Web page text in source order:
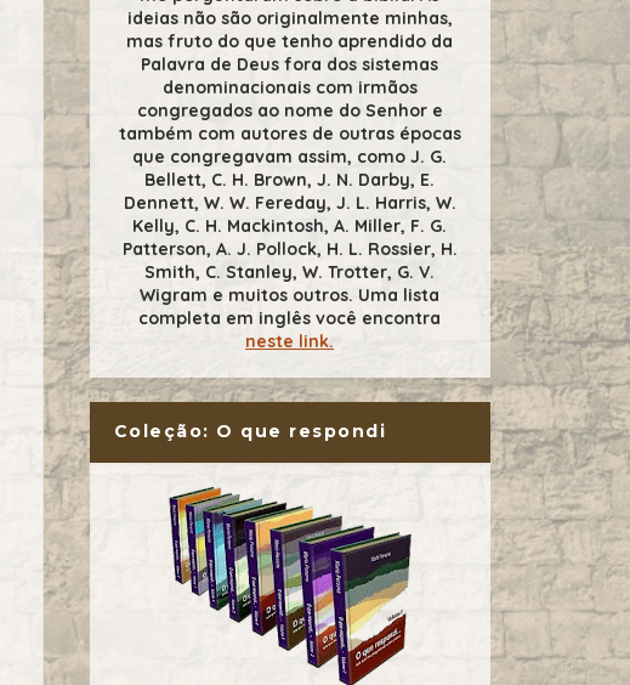
ideias não são originalmente minhas,
mas fruto do que tenho aprendido da
Palavra de Deus fora dos sistemas
denominacionais com irmãos
congregados ao nome do Senhor e
também com autores de outras épocas
que congregavam assim, como J. G.
Bellett, C. H. Brown, J. N. Darby, E.
Dennett, W. W. Fereday, J. L. Harris, W.
Kelly, C. H. Mackintosh, A. Miller, F. G.
Patterson, A. J. Pollock, H. L. Rossier, H.
Smith, C. Stanley, W. Trotter, G. V.
Wigram e muitos outros. Uma lista
completa em inglês você encontra
neste link.
Coleção: O que respondi